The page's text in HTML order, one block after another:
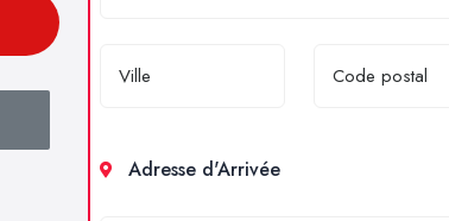
Adresse d'Arrivée